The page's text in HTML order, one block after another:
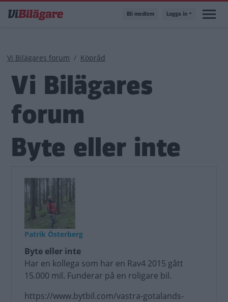
till
Bli medlem Logga in
Länkstig
Vi Bilägares forum Köpråd
Vi Bilägares
forum
Byte eller inte
Patrik Österberg
Byte eller inte
Har en kollega som har en Rav4 2015 gått
15.000 mil. Funderar på en roligare bil.
https://www.bytbil.com/vastra-gotalands-